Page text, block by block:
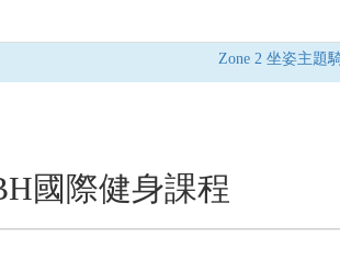
Zone 2 坐姿主題騎
國際健身課程